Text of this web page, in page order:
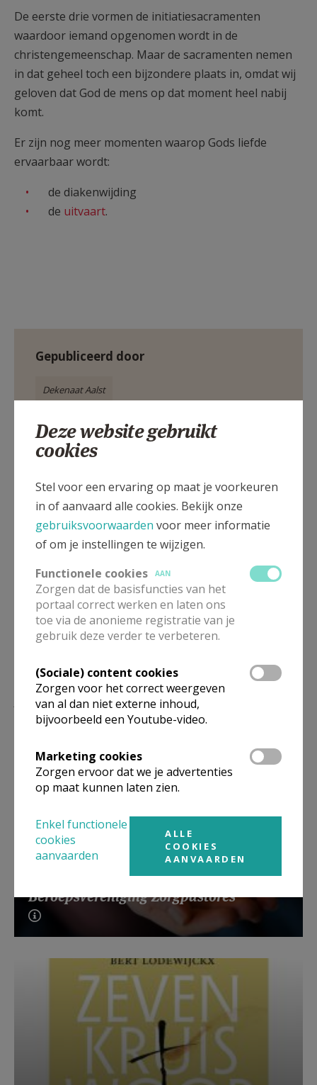
De eerste drie vormen de initiatiesacramenten
waardoor iemand opgenomen wordt in de
christengemeenschap. Maar de sacramenten nemen
in dat geheel toch een bijzondere plaats in, omdat wij
geloven dat God de mens op dat moment heel nabij
komt.
Er zijn nog meer momenten waarop Gods liefde
ervaarbaar wordt:
de diakenwijding
de uitvaart.
Gepubliceerd door
Dekenaat Aalst
Meer
Deel dit artikel
Lees meer
Beroepsvereniging Zorgpastores
Deze website gebruikt
cookies
Stel voor een ervaring op maat je voorkeuren
in of aanvaard alle cookies. Bekijk onze
gebruiksvoorwaarden voor meer informatie
of om je instellingen te wijzigen.
Functionele cookies
AAN
Zorgen dat de basisfuncties van het
portaal correct werken en laten ons
toe via de anonieme registratie van je
gebruik deze verder te verbeteren.
(Sociale) content cookies
Zorgen voor het correct weergeven
van al dan niet externe inhoud,
bijvoorbeeld een Youtube-video.
Marketing cookies
Zorgen ervoor dat we je advertenties
op maat kunnen laten zien.
Enkel functionele
cookies
aanvaarden
ALLE
COOKIES
AANVAARDEN